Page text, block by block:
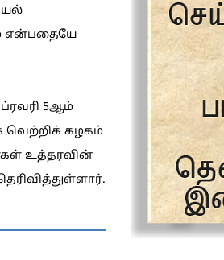
என்பதையே
5ஆம்
வெற்றிக் கழகம்
உத்தரவின்